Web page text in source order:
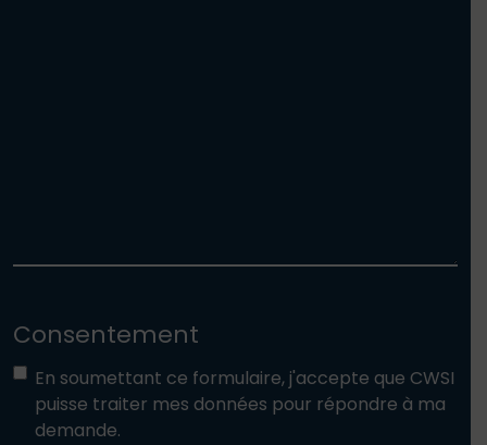
Consentement
En soumettant ce formulaire, j'accepte que CWSI
puisse traiter mes données pour répondre à ma
demande.